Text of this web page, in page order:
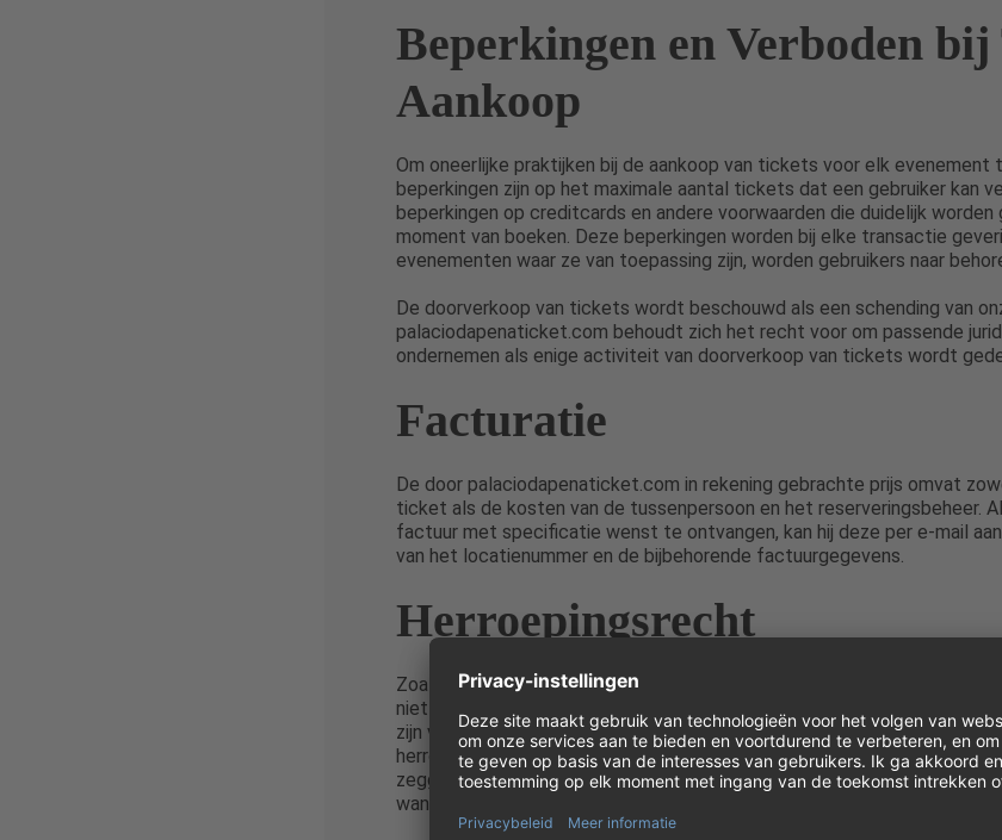
Beperkingen en Verboden
Aankoop
Om oneerlijke praktijken bij de aankoop van tickets voor elk evenement
beperkingen zijn op het maximale aantal tickets dat een gebruiker kan
beperkingen op creditcards en andere voorwaarden die duidelijk
moment van boeken. Deze beperkingen worden bij elke transactie
evenementen waar ze van toepassing zijn, worden gebruikers naar
De doorverkoop van tickets wordt beschouwd als een schending van
palaciodapenaticket.com behoudt zich het recht voor om passende
ondernemen als enige activiteit van doorverkoop van tickets wordt
Facturatie
De door palaciodapenaticket.com in rekening gebrachte prijs omvat
ticket als de kosten van de tussenpersoon en het reserveringsbeheer.
factuur met specificatie wenst te ontvangen, kan hij deze per e-mail
van het locatienummer en de bijbehorende factuurgegevens.
Herroepingsrecht
Zoals uiteengezet in de Europese
niet van toepassing wanneer de dienst volledig of gedeeltelijk is
zijn voorafgaande en expliciete toestemming heeft gegeven en erkent
herroepingsrecht verliest zodra het contract volledig is uitgevoerd door
zeggen op het moment van aankoop. Bovendien is het herroepingsrecht
wanneer een specifieke datum of periode voor de levering van de dienst